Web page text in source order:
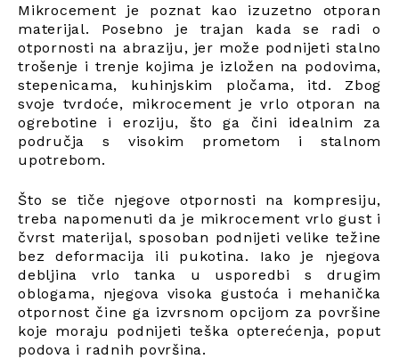
Mikrocement je poznat kao izuzetno otporan
materijal. Posebno je trajan kada se radi o
otpornosti na abraziju, jer može podnijeti stalno
trošenje i trenje kojima je izložen na podovima,
stepenicama, kuhinjskim pločama, itd. Zbog
svoje tvrdoće, mikrocement je vrlo otporan na
ogrebotine i eroziju, što ga čini idealnim za
područja s visokim prometom i stalnom
upotrebom.
Što se tiče njegove otpornosti na kompresiju,
treba napomenuti da je mikrocement vrlo gust i
čvrst materijal, sposoban podnijeti velike težine
bez deformacija ili pukotina. Iako je njegova
debljina vrlo tanka u usporedbi s drugim
oblogama, njegova visoka gustoća i mehanička
otpornost čine ga izvrsnom opcijom za površine
koje moraju podnijeti teška opterećenja, poput
podova i radnih površina.